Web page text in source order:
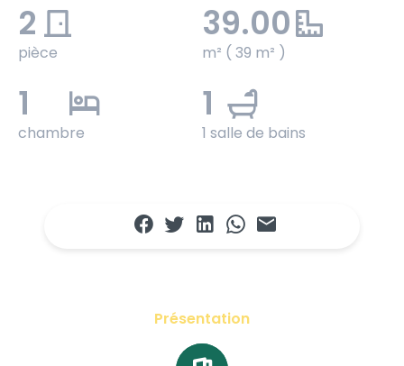
2
pièce
39.00
m² ( 39 m² )
1
chambre
1
1 salle de bains
Présentation